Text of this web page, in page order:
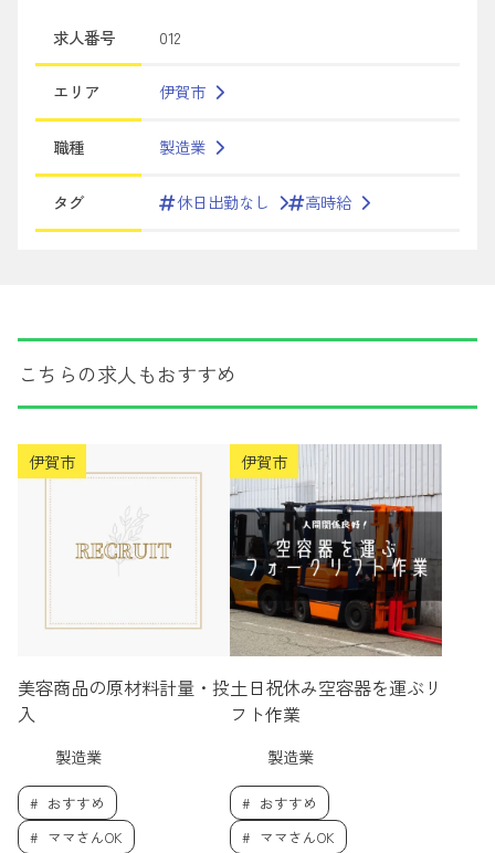
求人番号 012
エリア 伊賀市
職種 製造業
タグ 休日出勤なし 高時給
こちらの求人もおすすめ
伊賀市
美容商品の原材料計量・投
入
製造業
おすすめ
ママさんOK
伊賀市
土日祝休み空容器を運ぶリ
フト作業
製造業
おすすめ
ママさんOK